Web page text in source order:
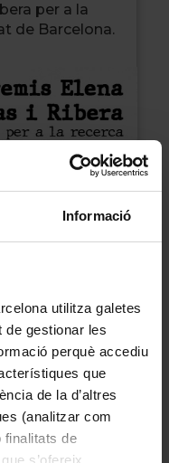
Informació
utilitza galetes
de gestionar les
perquè accediu
que
de la d’altres
(analitzar com
finalitats de
s’ofereix
per a la
de Barcelona.
de
d’octubre de
30 de gener